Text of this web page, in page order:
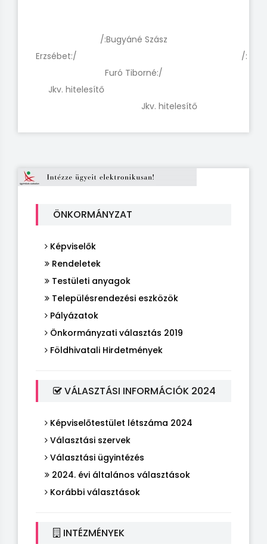
ÖNKORMÁNYZAT
Képviselők
Rendeletek
Testületi anyagok
Településrendezési eszközök
Pályázatok
Önkormányzati választás 2019
Földhivatali Hirdetmények
VÁLASZTÁSI INFORMÁCIÓK 2024
Képviselőtestület létszáma 2024
Választási szervek
Választási ügyintézés
2024. évi általános választások
Korábbi választások
INTÉZMÉNYEK
/:Bugyáné Szász
Erzsébet:/ /:
Furó Tiborné:/
Jkv. hitelesítő
Jkv. hitelesítő